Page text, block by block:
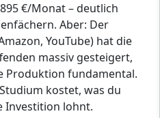
€/Monat – deutlich
Aber: Der
YouTube) hat die
massiv gesteigert,
Produktion fundamental.
kostet, was du
Investition lohnt.